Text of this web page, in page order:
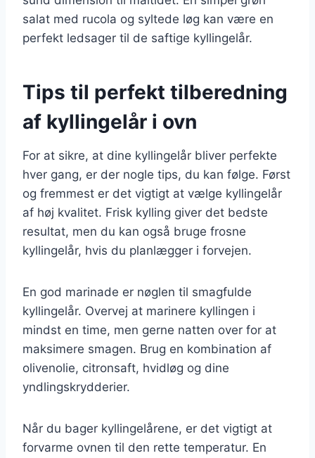
salat med rucola og syltede løg kan være en
perfekt ledsager til de saftige kyllingelår.
Tips til perfekt tilberedning
af kyllingelår i ovn
For at sikre, at dine kyllingelår bliver perfekte
hver gang, er der nogle tips, du kan følge. Først
og fremmest er det vigtigt at vælge kyllingelår
af høj kvalitet. Frisk kylling giver det bedste
resultat, men du kan også bruge frosne
kyllingelår, hvis du planlægger i forvejen.
En god marinade er nøglen til smagfulde
kyllingelår. Overvej at marinere kyllingen i
mindst en time, men gerne natten over for at
maksimere smagen. Brug en kombination af
olivenolie, citronsaft, hvidløg og dine
yndlingskrydderier.
Når du bager kyllingelårene, er det vigtigt at
forvarme ovnen til den rette temperatur. En